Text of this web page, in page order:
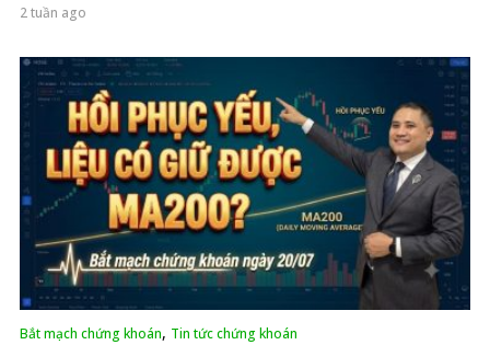
2 tuần ago
Bắt mạch chứng khoán, Tin tức chứng khoán